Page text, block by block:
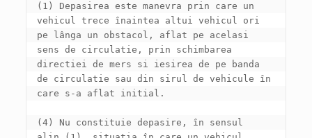
(1) Depasirea este manevra prin care un
vehicul trece înaintea altui vehicul ori
pe lânga un obstacol, aflat pe acelasi
sens de circulatie, prin schimbarea
directiei de mers si iesirea de pe banda
de circulatie sau din sirul de vehicule în
(4) Nu constituie depasire, în sensul